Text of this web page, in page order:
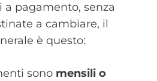
pagamento, senza
a cambiare, il
è questo:
sono mensili o